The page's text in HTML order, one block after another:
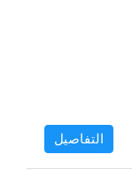
التفاصيل